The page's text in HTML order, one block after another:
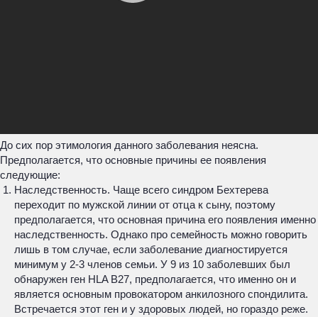
До сих пор этимология данного заболевания неясна.
Предполагается, что основные причины ее появления
следующие:
Наследственность. Чаще всего синдром Бехтерева
переходит по мужской линии от отца к сыну, поэтому
предполагается, что основная причина его появления именно
наследственность. Однако про семейность можно говорить
лишь в том случае, если заболевание диагностируется
минимум у 2-3 членов семьи. У 9 из 10 заболевших был
обнаружен ген HLA B27, предполагается, что именно он и
является основным провокатором анкилозного спондилита.
Встречается этот ген и у здоровых людей, но гораздо реже.